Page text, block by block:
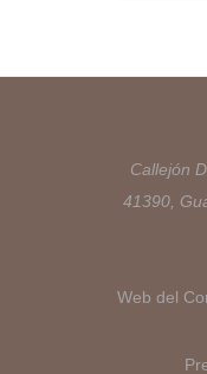
Callejón
41390,
Web del